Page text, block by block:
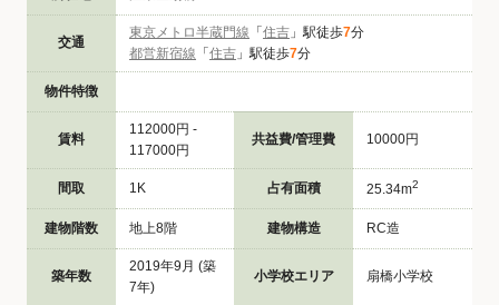
交通
東京メトロ半蔵門線 「 住吉 」駅徒歩7分
都営新宿線 「 住吉 」駅徒歩7分
物件特徴
賃料
112000円 -
117000円
共益費/管理費 10000円
間取 1K 占有面積 25.34m2
建物階数 地上8階 建物構造 RC造
築年数
2019年9月 (築
7年)
小学校エリア 扇橋小学校